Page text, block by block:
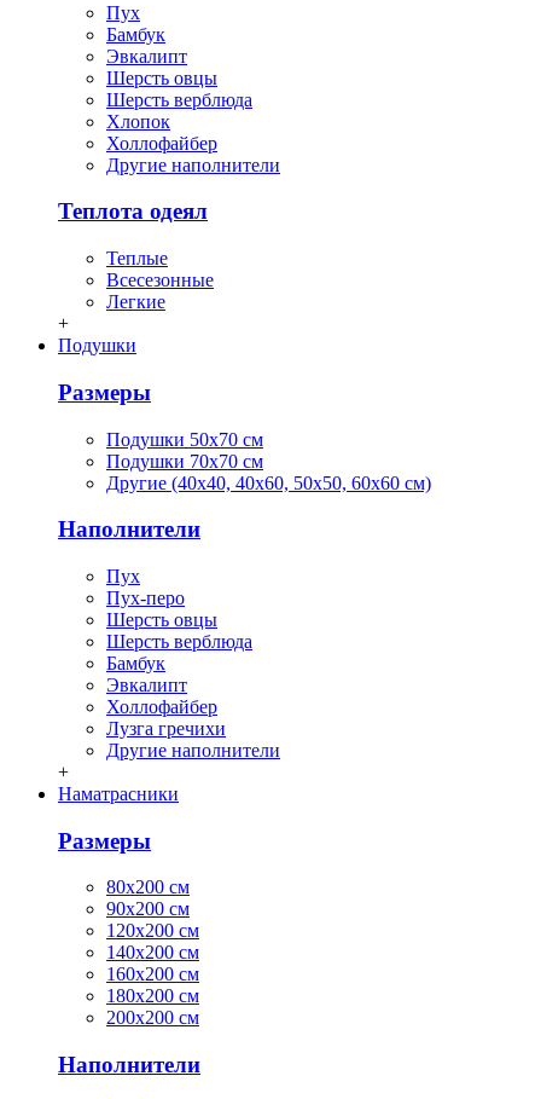
Пух
Бамбук
Эвкалипт
Шерсть овцы
Шерсть верблюда
Хлопок
Холлофайбер
Другие наполнители
Теплота одеял
Теплые
Всесезонные
Легкие
+
Подушки
Размеры
Подушки 50х70 см
Подушки 70х70 см
Другие (40х40, 40х60, 50х50, 60х60 см)
Наполнители
Пух
Пух-перо
Шерсть овцы
Шерсть верблюда
Бамбук
Эвкалипт
Холлофайбер
Лузга гречихи
Другие наполнители
+
Наматрасники
Размеры
80х200 см
90х200 см
120х200 см
140х200 см
160х200 см
180х200 см
200х200 см
Наполнители